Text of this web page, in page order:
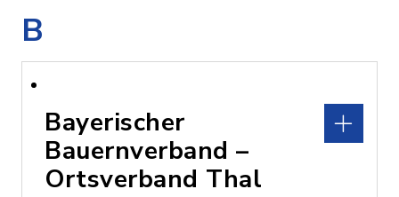
B
Bayerischer
Bauernverband –
Ortsverband Thal